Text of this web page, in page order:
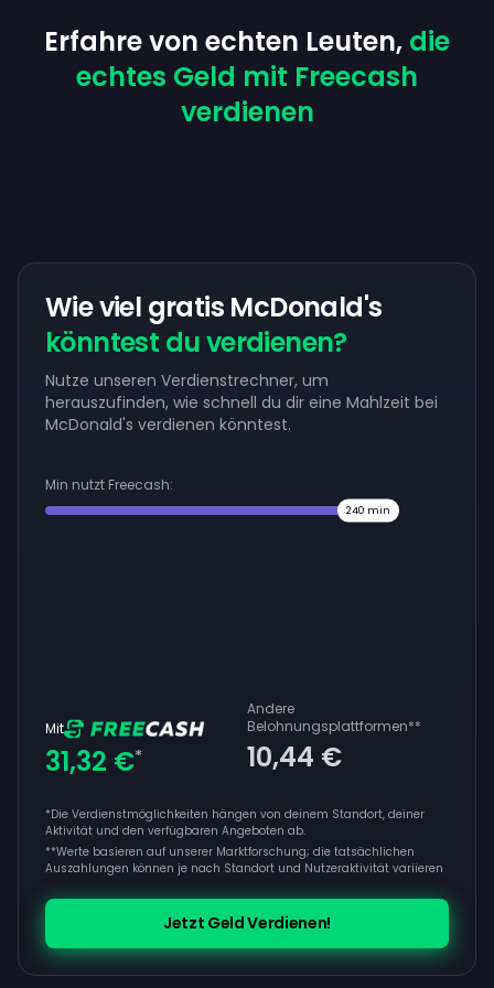
Erfahre von echten Leuten, die
echtes Geld mit Freecash
verdienen
Wie viel gratis McDonald's
könntest du verdienen?
Nutze unseren Verdienstrechner, um
herauszufinden, wie schnell du dir eine Mahlzeit bei
McDonald's verdienen könntest.
Min nutzt Freecash:
240 min
Mit
31,32 €*
Andere
Belohnungsplattformen**
10,44 €
*Die Verdienstmöglichkeiten hängen von deinem Standort, deiner
Aktivität und den verfügbaren Angeboten ab.
**Werte basieren auf unserer Marktforschung; die tatsächlichen
Auszahlungen können je nach Standort und Nutzeraktivität variieren
Jetzt Geld Verdienen!